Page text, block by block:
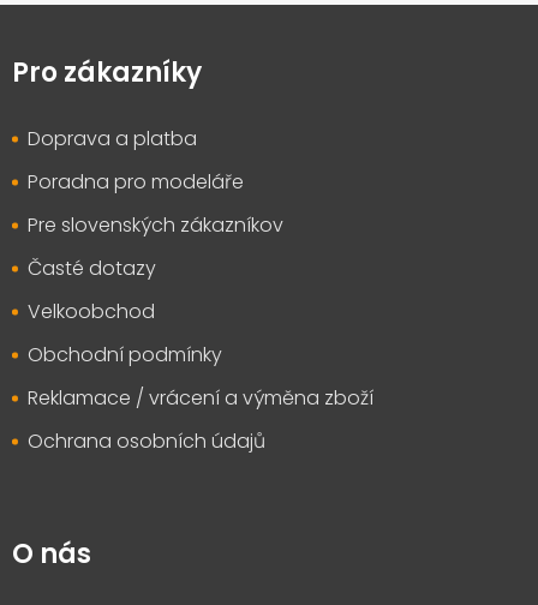
pPro zákazníky
Doprava a platba
Poradna pro modeláře
Pre slovenských zákazníkov
Časté dotazy
Velkoobchod
Obchodní podmínky
Reklamace / vrácení a výměna zboží
Ochrana osobních údajů
O nás